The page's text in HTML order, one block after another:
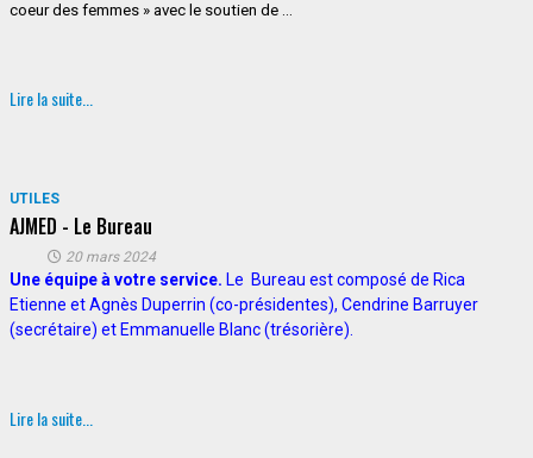
coeur des femmes » avec le soutien de ...
Lire la suite...
UTILES
AJMED - Le Bureau
20 mars 2024
Une équipe à votre service. Le Bureau est composé de Rica
Etienne et Agnès Duperrin (co-présidentes), Cendrine Barruyer
(secrétaire) et Emmanuelle Blanc (trésorière).
Lire la suite...